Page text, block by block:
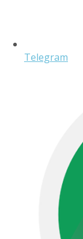
Telegram